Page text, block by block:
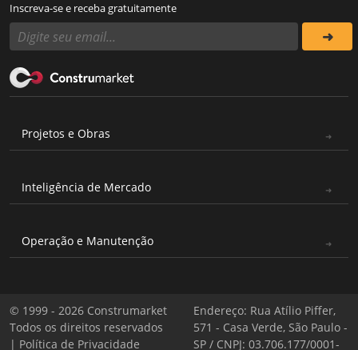
Inscreva-se e receba gratuitamente
Projetos e Obras
Inteligência de Mercado
Operação e Manutenção
© 1999 - 2026 Construmarket
Todos os direitos reservados
| Política de Privacidade
Endereço: Rua Atílio Piffer,
571 - Casa Verde, São Paulo -
SP / CNPJ: 03.706.177/0001-